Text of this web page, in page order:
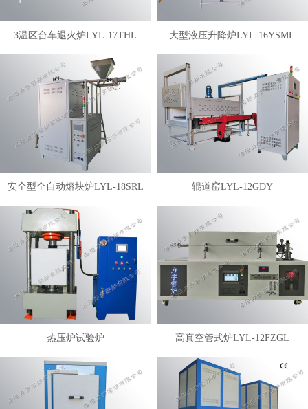
3温区台车退火炉LYL-17THL 大型液压升降炉LYL-16YSML
安全型全自动熔块炉LYL-18SRL 辊道窑LYL-12GDY
热压炉试验炉 高真空管式炉LYL-12FZGL